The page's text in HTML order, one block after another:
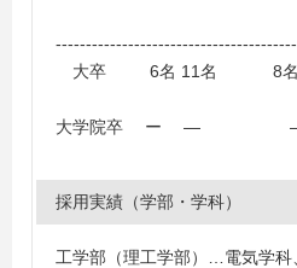
大卒 6名 11名
大学院卒
採用実績（学部・学科）
工学部（理工学部）…電気学科